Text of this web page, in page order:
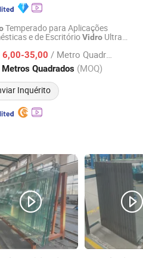
Temperado para Aplicações
e de EscritórioVidro Ultra
para BalustradaVidrode Alta
Vidro de Construção
6,00-35,00 / Metro Quadrado
Quadrados (MOQ)
Inquérito
Desde 2022